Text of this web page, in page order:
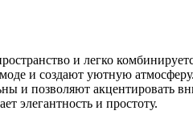
и легко
и создают уютную атмосферу.
и позволяют акцентировать
элегантность и простоту.